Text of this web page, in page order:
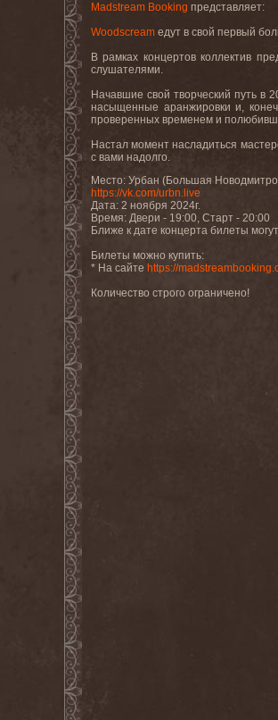
Мadstream Booking представляет:
Woodscream едут в свой первый
В рамках концертов коллектив
слушателями.
Начавшие свой творческий путь в
насыщенные аранжировки и,
проверенных временем и
Настал момент насладиться
с вами надолго.
Место: Урбан (Большая
https://vk.com/urbn.live
Дата: 2 ноября 2024г.
Время: Двери - 19:00, Старт - 20:00
Ближе к дате концерта билеты
Билеты можно купить:
* На сайте https://
Количество строго ограничено!